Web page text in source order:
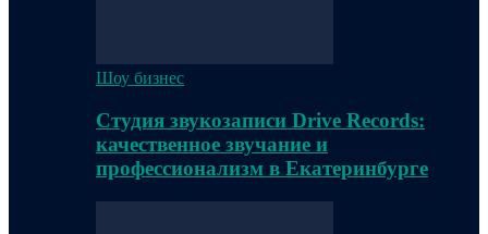
Шоу бизнес
Студия звукозаписи Drive Records:
качественное звучание и
профессионализм в Екатеринбурге